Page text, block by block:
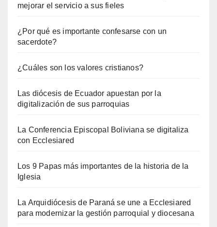
mejorar el servicio a sus fieles
¿Por qué es importante confesarse con un
sacerdote?
¿Cuáles son los valores cristianos?
Las diócesis de Ecuador apuestan por la
digitalización de sus parroquias
La Conferencia Episcopal Boliviana se digitaliza
con Ecclesiared
Los 9 Papas más importantes de la historia de la
Iglesia
La Arquidiócesis de Paraná se une a Ecclesiared
para modernizar la gestión parroquial y diocesana